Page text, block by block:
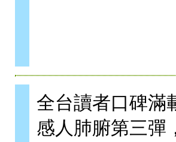
全台讀者口碑滿
感人肺腑第三彈